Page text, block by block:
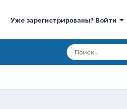
Уже зарегистрированы? Войти